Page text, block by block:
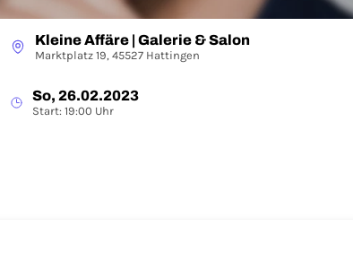
Kleine Affäre | Galerie & Salon
Marktplatz 19, 45527 Hattingen
So, 26.02.2023
Start: 19:00 Uhr